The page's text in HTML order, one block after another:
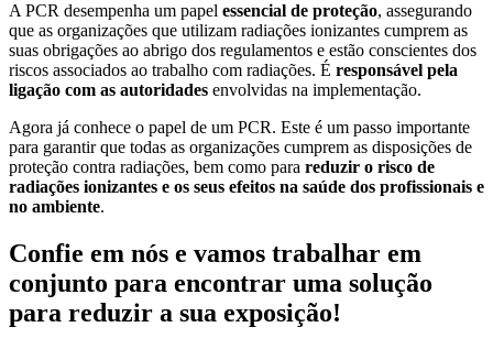
A PCR desempenha um papel essencial de proteção, assegurando
que as organizações que utilizam radiações ionizantes cumprem as
suas obrigações ao abrigo dos regulamentos e estão conscientes dos
riscos associados ao trabalho com radiações. É responsável pela
ligação com as autoridades envolvidas na implementação.
Agora já conhece o papel de um PCR. Este é um passo importante
para garantir que todas as organizações cumprem as disposições de
proteção contra radiações, bem como para reduzir o risco de
radiações ionizantes e os seus efeitos na saúde dos profissionais e
no ambiente.
Confie em nós e vamos trabalhar em
conjunto para encontrar uma solução
para reduzir a sua exposição!